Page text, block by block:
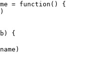
= function() {
{